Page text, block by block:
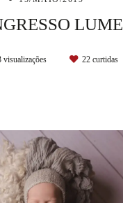
LUME
visualizações 22 curtidas